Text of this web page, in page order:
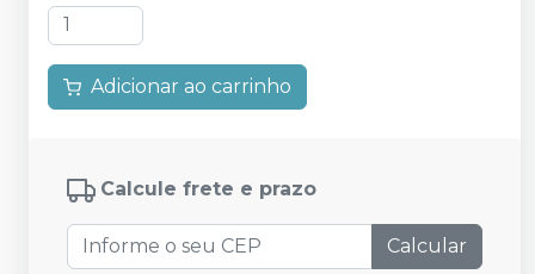
Adicionar ao carrinho
Calcule frete e prazo
Calcular